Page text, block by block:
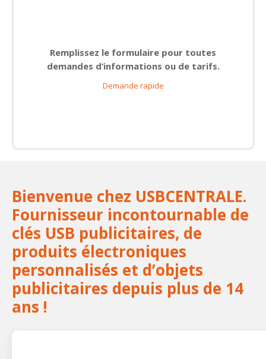
Remplissez le formulaire pour toutes
demandes d’informations ou de tarifs.
Demande rapide
Bienvenue chez USBCENTRALE.
Fournisseur incontournable de
clés USB publicitaires, de
produits électroniques
personnalisés et d’objets
publicitaires depuis plus de 14
ans !